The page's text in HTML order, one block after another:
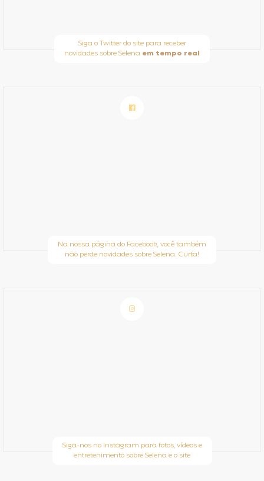
Siga o Twitter do site para receber
novidades sobre Selena em tempo real
Na nossa página do Facebook, você também
não perde novidades sobre Selena. Curta!
Siga-nos no Instagram para fotos, vídeos e
entretenimento sobre Selena e o site